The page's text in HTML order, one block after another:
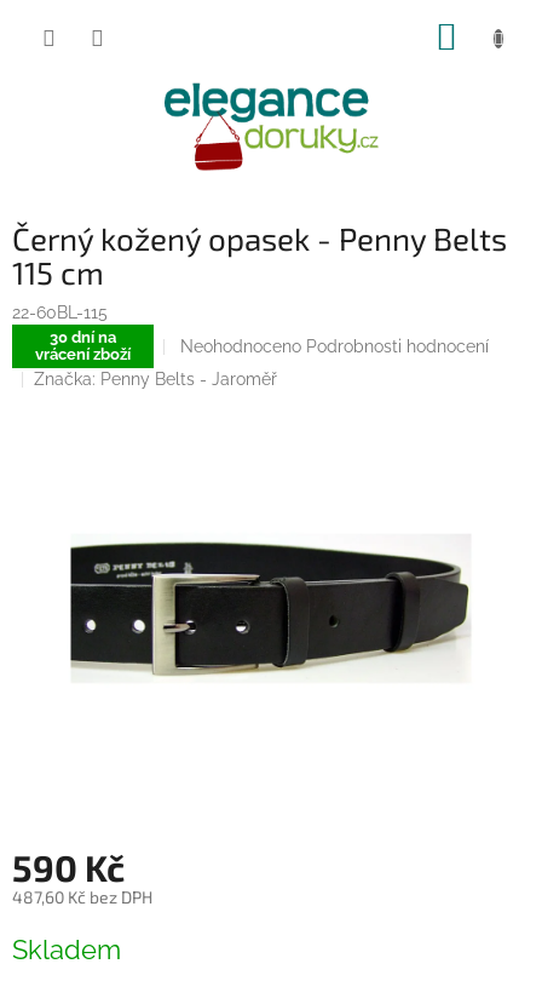
Černý kožený opasek - Penny Belts
115 cm
22-60BL-115
30 dní na
vrácení zboží
Průměrné
hodnocení
produktu
Neohodnoceno Podrobnosti hodnocení
Značka: Penny Belts - Jaroměř
590 Kč
487,60 Kč bez DPH
cena:
Skladem